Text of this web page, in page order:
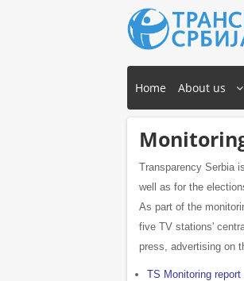
Home About us
Transparency Serbia
well as for the
As part of the
five TV stations'
press, advertising on
TS Monitoring